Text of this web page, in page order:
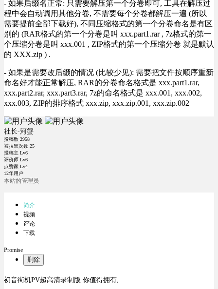
- 如果后缀名正常: 只需要解压第一个分卷即可, 工具在解压过
程中会自动调用其他分卷, 不需要每个分卷都解压一遍 (所以
需要提前全部下载好), 不同压缩格式的第一个分卷命名是有区
别的 (RAR格式的第一个分卷是叫 xxx.part1.rar , 7z格式的第一
个压缩分卷是叫 xxx.001 , ZIP格式的第一个压缩分卷 就是默认
的 XXX.zip ) .
- 如果是需要改后缀的情况 (比较少见): 需要把文件按顺序重新
命名好才能正常解压, RAR的分卷命名格式是 xxx.part1.rar,
xxx.part2.rar, xxx.part3.rar, 7z的命名格式是 xxx.001, xxx.002,
xxx.003, ZIP的排序格式 xxx.zip, xxx.zip.001, xxx.zip.002
社长-河蟹
投稿数 2958
被拉黑次数 25
投稿主 Lv6
评价师 Lv6
点赞家 Lv4
12年用户
本站的管理员
简介
视频
评论
下载
Promise
删除
初音街机PV超高清录制版 你值得拥有,